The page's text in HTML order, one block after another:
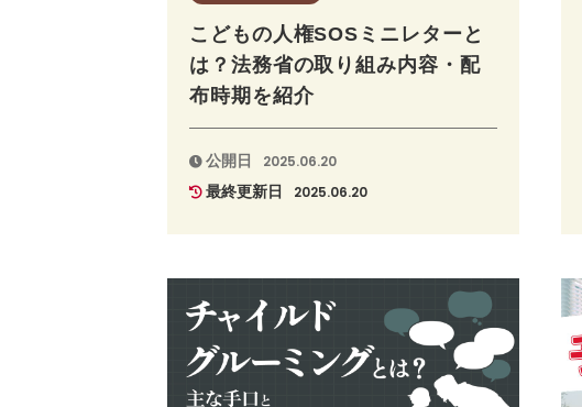
こどもの人権SOSミニレターと
は？法務省の取り組み内容・配
布時期を紹介
公開日 2025.06.20
最終更新日 2025.06.20